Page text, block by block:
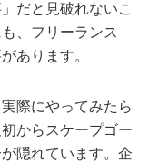
だと見破れないこ
、フリーランス
あります。
際にやってみたら
からスケープゴー
隠れています。企